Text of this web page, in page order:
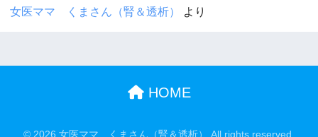
女医ママ くまさん（腎＆透析）
より
HOME
© 2026 女医ママ くまさん（腎＆透析） All rights reserved.